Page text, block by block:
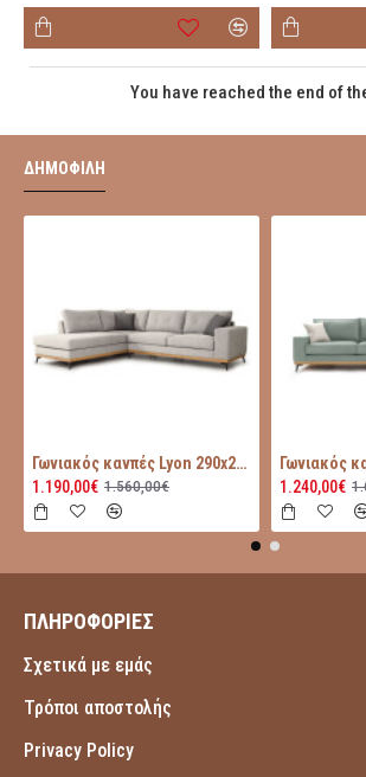
You have reached the end of
ΔΗΜΟΦΙΛΗ
Γωνιακός κανπές Lyon 290x235x95
1.190,00€ 1.560,00€
1.240,00€
ΠΛΗΡΟΦΟΡΙΕΣ
Σχετικά με εμάς
Τρόποι αποστολής
Privacy Policy